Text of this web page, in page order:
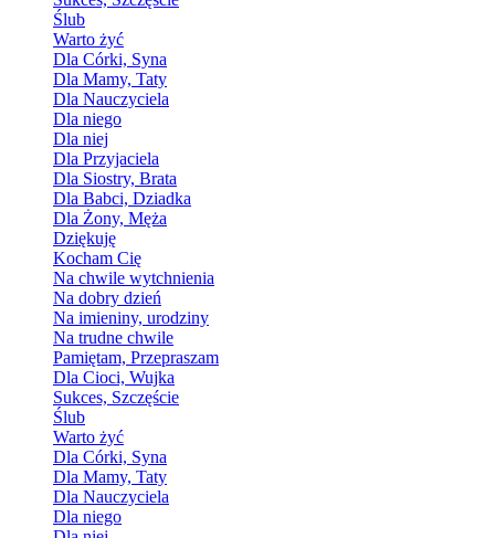
Ślub
Warto żyć
Dla Córki, Syna
Dla Mamy, Taty
Dla Nauczyciela
Dla niego
Dla niej
Dla Przyjaciela
Dla Siostry, Brata
Dla Babci, Dziadka
Dla Żony, Męża
Dziękuję
Kocham Cię
Na chwile wytchnienia
Na dobry dzień
Na imieniny, urodziny
Na trudne chwile
Pamiętam, Przepraszam
Dla Cioci, Wujka
Sukces, Szczęście
Ślub
Warto żyć
Dla Córki, Syna
Dla Mamy, Taty
Dla Nauczyciela
Dla niego